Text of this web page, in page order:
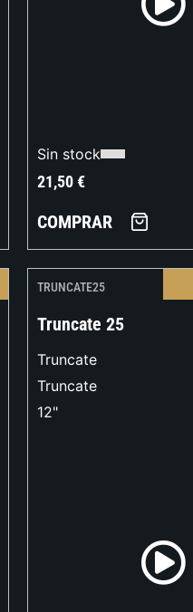
Sin stock
21,50€
COMPRAR
TRUNCATE25
Truncate 25
Truncate
Truncate
12"